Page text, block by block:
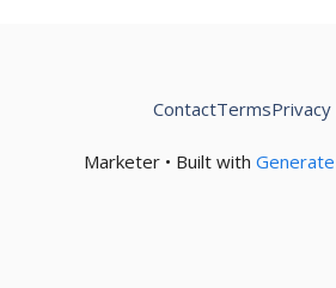
Privacy
Terms
Contact